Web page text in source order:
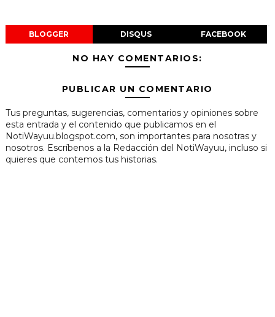
BLOGGER DISQUS FACEBOOK
NO HAY COMENTARIOS:
PUBLICAR UN COMENTARIO
Tus preguntas, sugerencias, comentarios y opiniones sobre
esta entrada y el contenido que publicamos en el
NotiWayuu.blogspot.com, son importantes para nosotras y
nosotros. Escríbenos a la Redacción del NotiWayuu, incluso si
quieres que contemos tus historias.